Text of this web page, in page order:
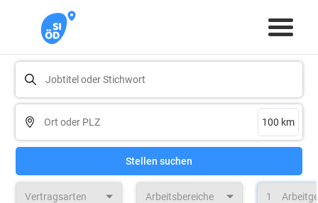
Stellen suchen
Vertragsarten Arbeitsbereiche 1